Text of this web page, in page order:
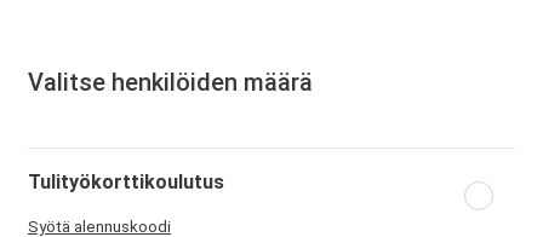
Valitse henkilöiden määrä
Tulityökorttikoulutus
Syötä alennuskoodi